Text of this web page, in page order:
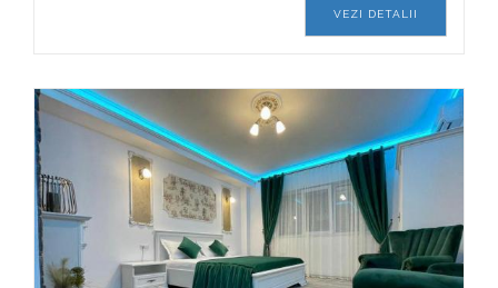
VEZI DETALII